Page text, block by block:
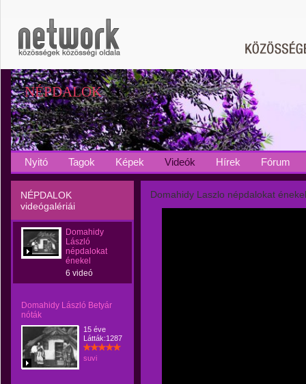
NÉPDALOK
Nyitó Tagok Képek Videók Hírek Fórum
NÉPDALOK
videógalériái
Domahidy
László
népdalokat
énekel
6 videó
Domahidy László Betyár
nóták
15 éve
Látták:1287
suvi
Domahidy Laszlo népdalokat énekel